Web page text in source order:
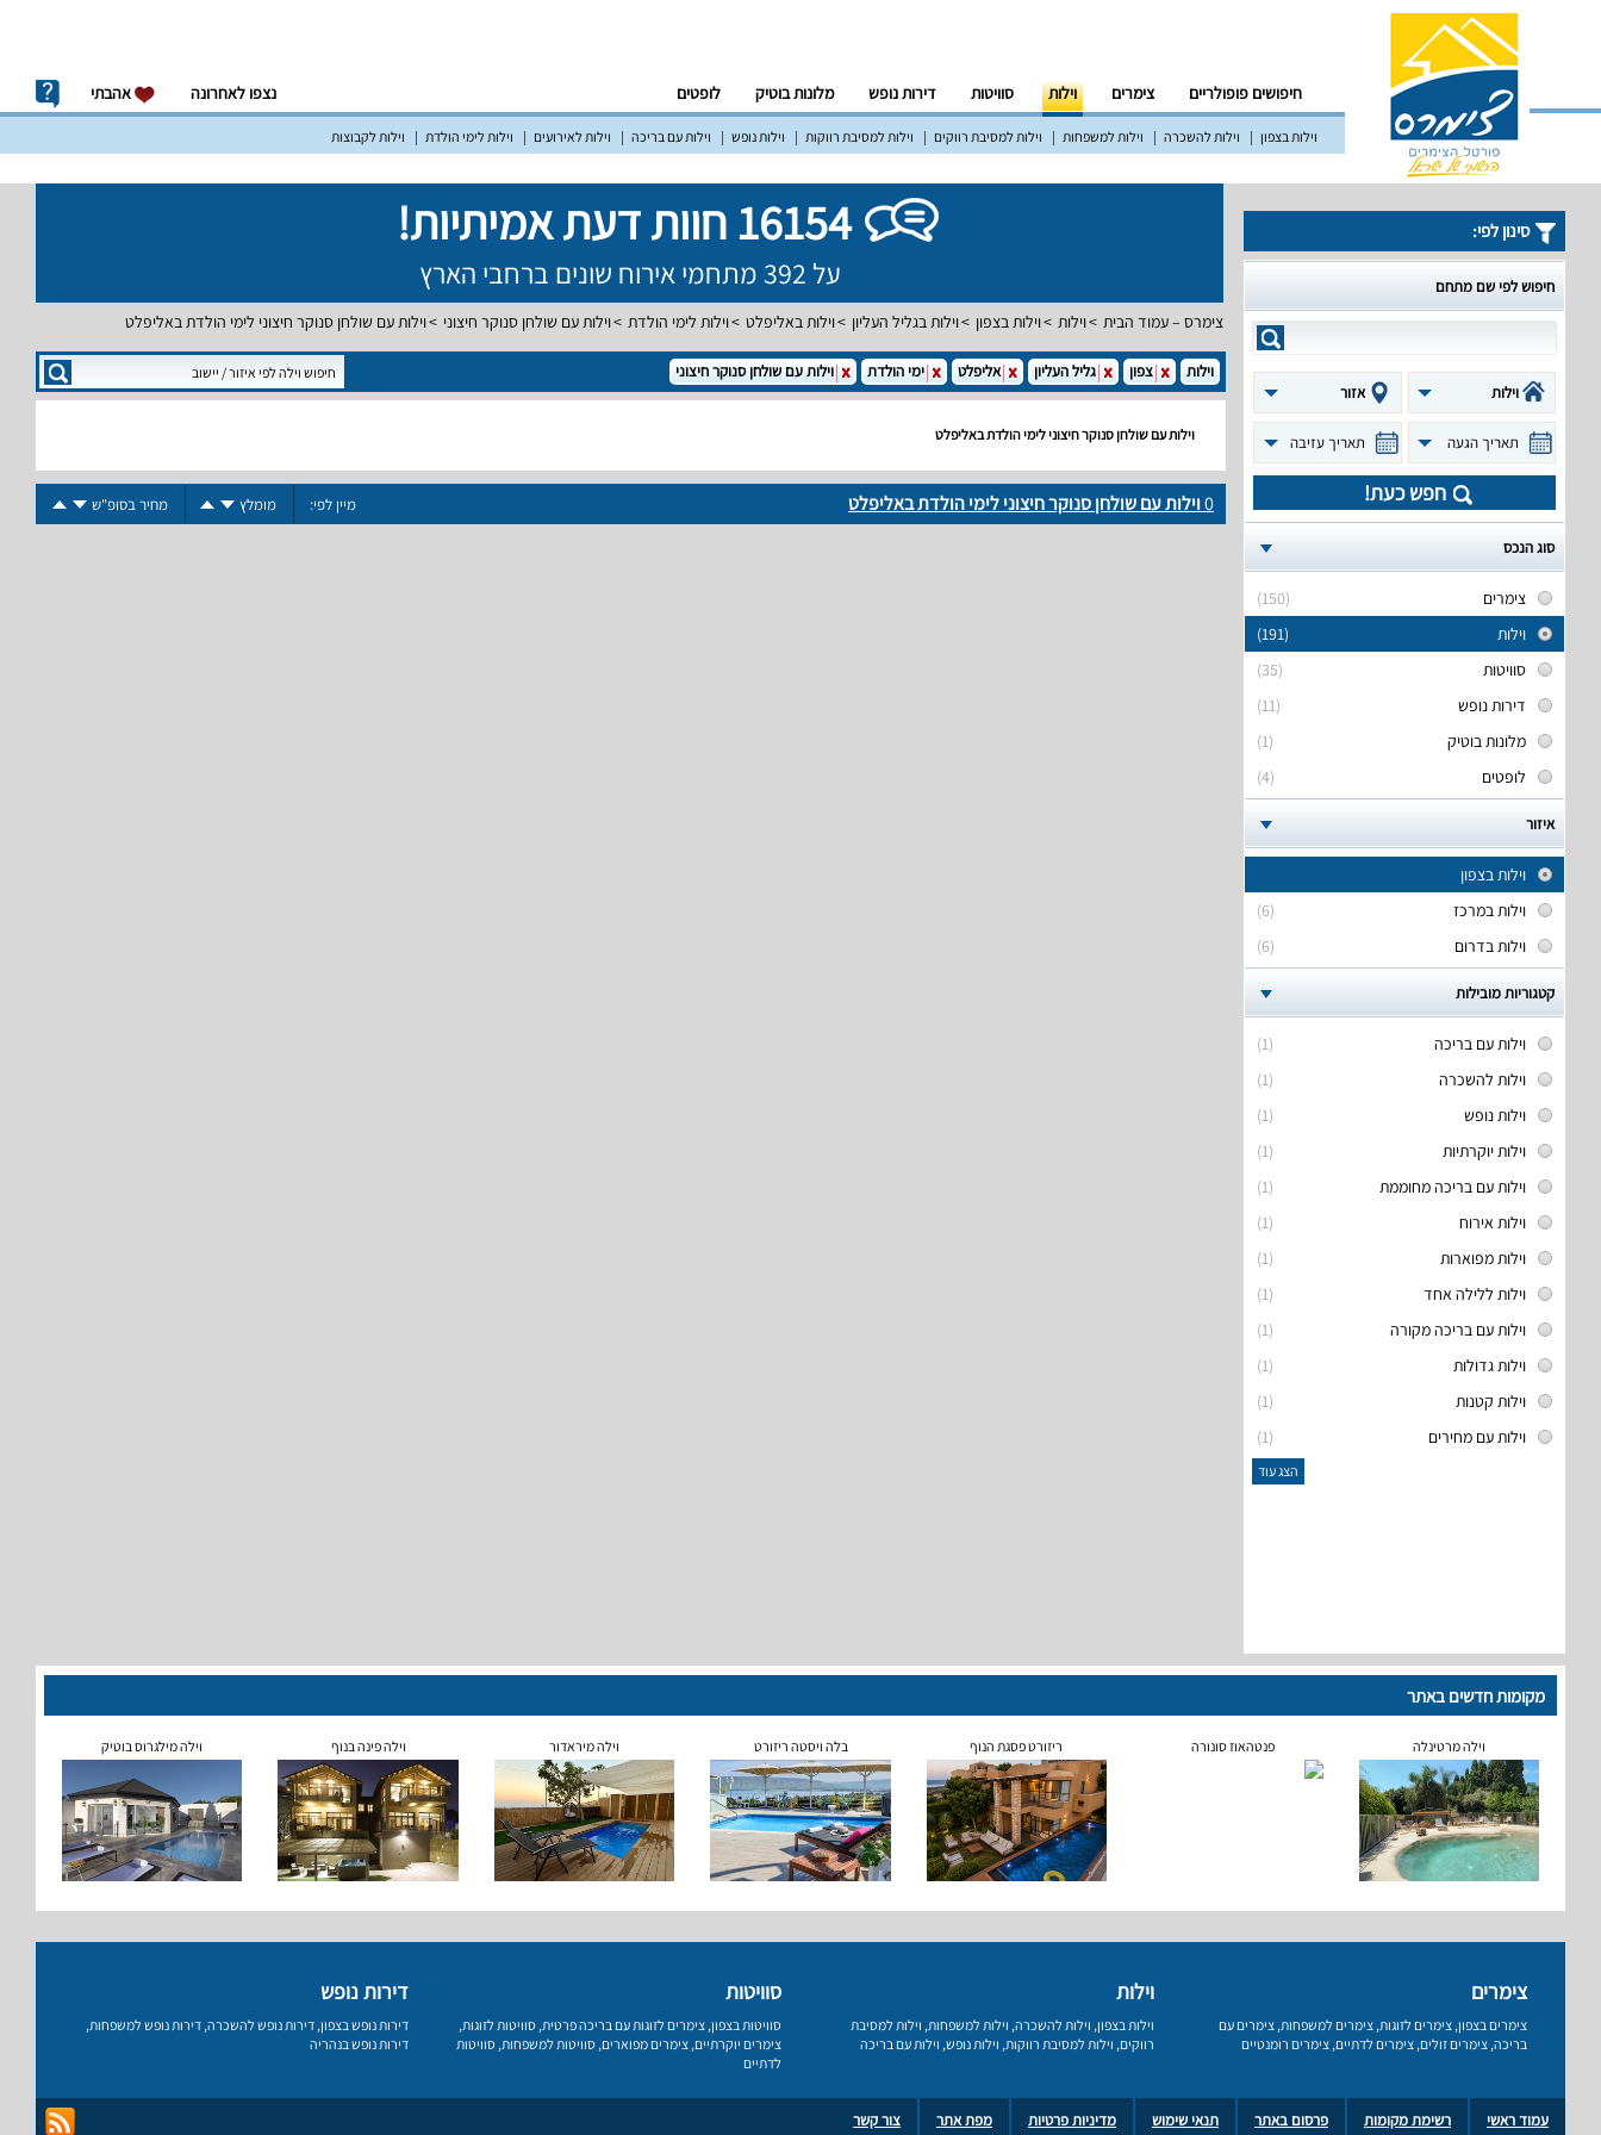
חיפושים פופולריים צימרים וילות סוויטות דירות נופש מלונות בוטיק לופטים נצפו לאחרונה אהבתי
וילות בצפון וילות להשכרה וילות למשפחות וילות למסיבת רווקים וילות למסיבת רווקות וילות נופש וילות עם בריכה וילות לאירועים וילות לימי הולדת וילות לקבוצות
16154 חוות דעת אמיתיות!
על 392 מתחמי אירוח שונים ברחבי הארץ
צימרס – עמוד הבית וילות וילות בצפון וילות בגליל העליון וילות באליפלט וילות לימי הולדת וילות עם שולחן סנוקר חיצוני וילות עם שולחן סנוקר חיצוני לימי הולדת באליפלט
סינון לפי:
חיפוש לפי שם מתחם
וילות אזור
תאריך הגעה תאריך עזיבה
חפש כעת!
סוג הנכס
(150)
צימרים
(191)
וילות
(35)
סוויטות
(11)
דירות נופש
(1)
מלונות בוטיק
(4)
לופטים
איזור
וילות בצפון
(6)
וילות במרכז
(6)
וילות בדרום
קטגוריות מובילות
(1)
וילות עם בריכה
(1)
וילות להשכרה
(1)
וילות נופש
(1)
וילות יוקרתיות
(1)
וילות עם בריכה מחוממת
(1)
וילות אירוח
(1)
וילות מפוארות
(1)
וילות ללילה אחד
(1)
וילות עם בריכה מקורה
(1)
וילות גדולות
(1)
וילות קטנות
(1)
וילות עם מחירים
הצג עוד
וילות צפון גליל העליון אליפלט ימי הולדת וילות עם שולחן סנוקר חיצוני
וילות עם שולחן סנוקר חיצוני לימי הולדת באליפלט
0וילות עם שולחן סנוקר חיצוני לימי הולדת באליפלט מיין לפי: מומלץ מחיר בסופ"ש
מקומות חדשים באתר
וילה מרטינלה פנטהאוז סונורה ריזורט פסגת הנוף בלה ויסטה ריזורט וילה מיראדור וילה פינה בנוף וילה מילגרוס בוטיק
צימרים
צימרים בצפון, צימרים לזוגות, צימרים למשפחות, צימרים עם
בריכה, צימרים זולים, צימרים לדתיים, צימרים רומנטיים
וילות
וילות בצפון, וילות להשכרה, וילות למשפחות, וילות למסיבת
רווקים, וילות למסיבת רווקות, וילות נופש, וילות עם בריכה
סוויטות
סוויטות בצפון, צימרים לזוגות עם בריכה פרטית, סוויטות לזוגות,
צימרים יוקרתיים, צימרים מפוארים, סוויטות למשפחות, סוויטות
לדתיים
דירות נופש
דירות נופש בצפון, דירות נופש להשכרה, דירות נופש למשפחות,
דירות נופש בנהריה
עמוד ראשי רשימת מקומות פרסום באתר תנאי שימוש מדיניות פרטיות מפת אתר צור קשר